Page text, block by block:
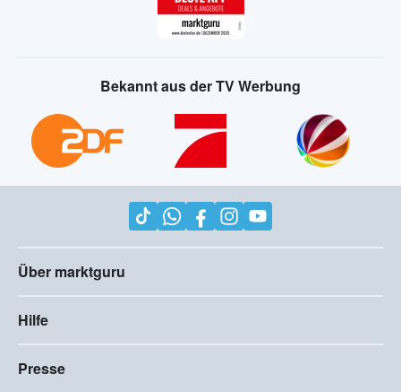
Bekannt aus der TV Werbung
Über marktguru
Hilfe
Presse